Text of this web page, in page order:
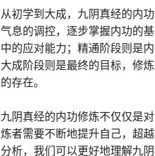
从初学到大成，九阴真经的内
气息的调控，逐步掌握内功的
中的应对能力；精通阶段则是
大成阶段则是最终的目标，修
的存在。
九阴真经的内功修炼不仅仅是
炼者需要不断地提升自己，超
分析，我们可以更好地理解九